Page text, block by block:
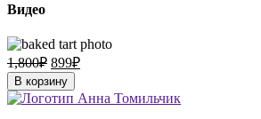
Видео
1,800₽ 899₽
В корзину